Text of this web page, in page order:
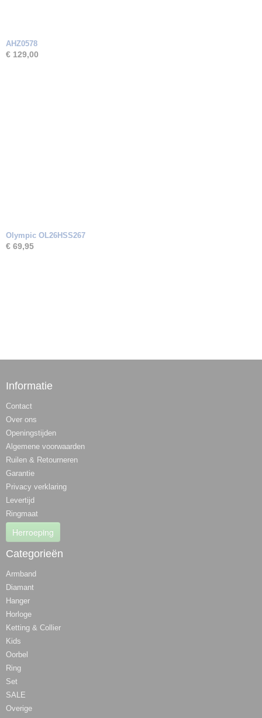
AHZ0578
€ 129,00
Olympic OL26HSS267
€ 69,95
Informatie
Contact
Over ons
Openingstijden
Algemene voorwaarden
Ruilen & Retourneren
Garantie
Privacy verklaring
Levertijd
Ringmaat
Herroeping
Categorieën
Armband
Diamant
Hanger
Horloge
Ketting & Collier
Kids
Oorbel
Ring
Set
SALE
Overige